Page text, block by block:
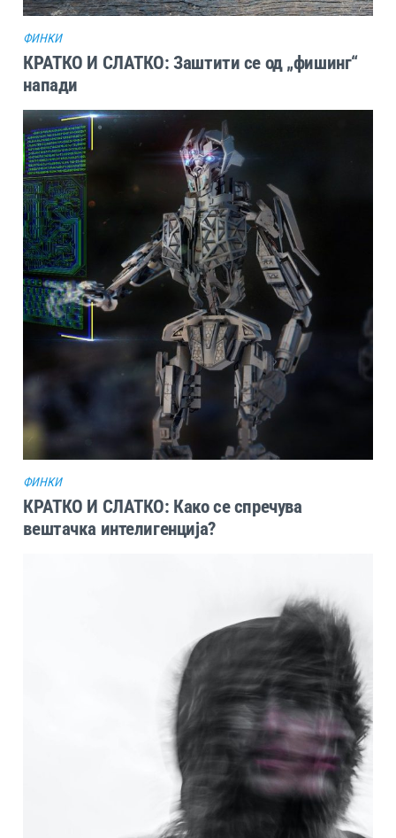
ФИНКИ
КРАТКО И СЛАТКО: Заштити се од „фишинг“
напади
ФИНКИ
КРАТКО И СЛАТКО: Како се спречува
вештачка интелигенција?